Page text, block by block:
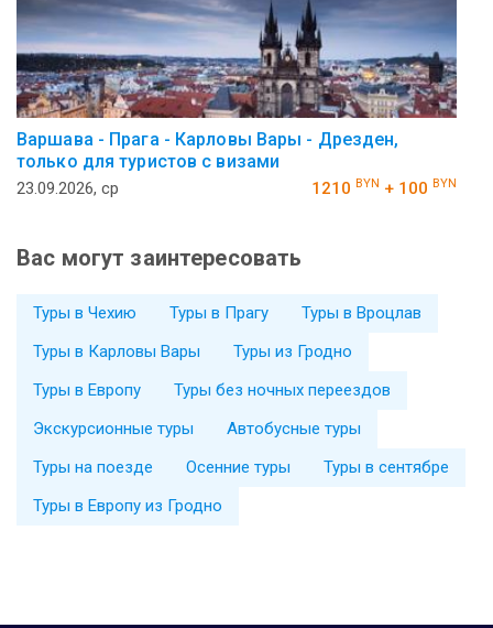
Варшава - Прага - Карловы Вары - Дрезден,
только для туристов с визами
23.09.2026, ср 1210 BYN + 100 BYN
Вас могут заинтересовать
Туры в Чехию Туры в Прагу
Туры в Вроцлав
Туры в Карловы Вары
Туры из Гродно
Туры в Европу
Туры без ночных переездов
Экскурсионные туры
Автобусные туры
Туры на поезде
Осенние туры
Туры в сентябре
Туры в Европу из Гродно